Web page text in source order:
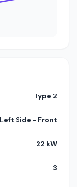
Type 2
Left Side - Front
22 kW
3